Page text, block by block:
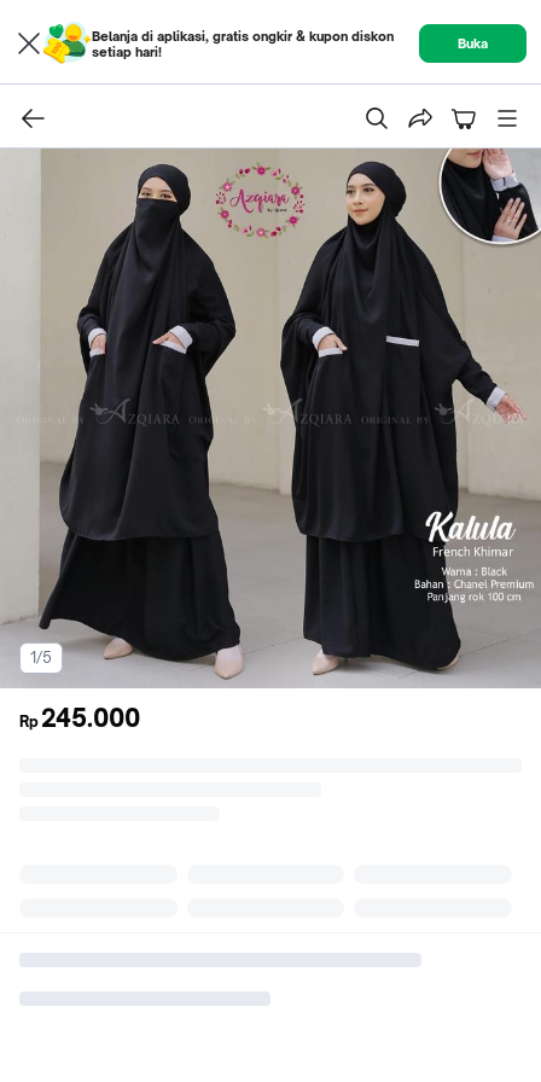
Belanja di aplikasi, gratis ongkir & kupon diskon
setiap hari!
Buka
1/5
Rp 245.000